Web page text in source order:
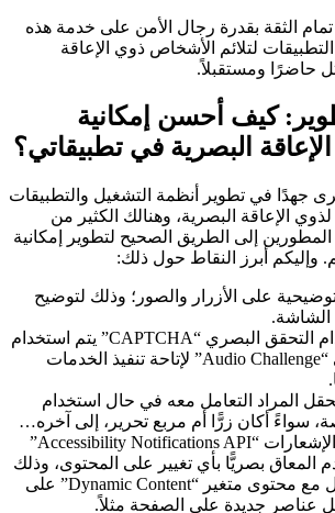
الثقة بقدرة رجال الأمن على خدمة هذه
لتلائم الأشخاص ذوي الإعاقة
ومستقبلاً.
كيف أحسن إمكانية
البصرية في تطبيقاتي؟
جهدًا في تطوير أنظمة التشغيل والتطبيقات
الإعاقة البصرية، وهنالك الكثير من
إلى الطريق الصحيح لتطوير إمكانية
أبرز النقاط حول ذلك:
على الأزرار والصور؛ وذلك لتوضيح
في حال استخدام التحقق البصري “CAPTCHA” يتم استخدام
التحقق الصوتي “Audio Challenge” لإتاحة تنفيذ الخدمات
المراد التعامل معه في حال استخدام
أكان زرًّا أم مربع تحرير، إلى آخره…
استخدام نظام الإشعارات “Accessibility Notifications API”
المعاق بصريًّا بأي تغيير على المحتوى، وذلك
في حال التعامل مع محتوى متغير “Dynamic Content” على
جديدة على الصفحة مثلاً.